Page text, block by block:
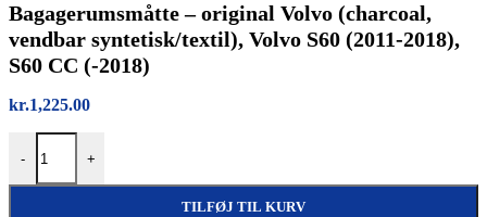
Bagagerumsmåtte – original Volvo (charcoal,
vendbar syntetisk/textil), Volvo S60 (2011-2018),
S60 CC (-2018)
kr.1,225.00
-
Bagagerumsmåtte – original Volvo (charcoal, vendbar syntetisk/
+
TILFØJ TIL KURV